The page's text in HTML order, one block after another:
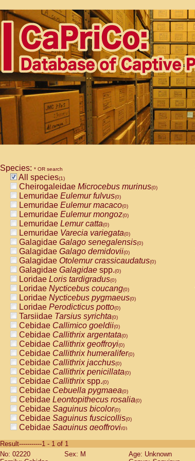
Species: * OR search
All species(1)
Cheirogaleidae Microcebus murinus(0)
Lemuridae Eulemur fulvus(0)
Lemuridae Eulemur macaco(0)
Lemuridae Eulemur mongoz(0)
Lemuridae Lemur catta(0)
Lemuridae Varecia variegata(0)
Galagidae Galago senegalensis(0)
Galagidae Galago demidovii(0)
Galagidae Otolemur crassicaudatus(0)
Galagidae Galagidae spp.(0)
Loridae Loris tardigradus(0)
Loridae Nycticebus coucang(0)
Loridae Nycticebus pygmaeus(0)
Loridae Perodicticus potto(0)
Tarsiidae Tarsius syrichta(0)
Cebidae Callimico goeldii(0)
Cebidae Callithrix argentata(0)
Cebidae Callithrix geoffroyi(0)
Cebidae Callithrix humeralifer(0)
Cebidae Callithrix jacchus(0)
Cebidae Callithrix penicillata(0)
Cebidae Callithrixspp.(0)
Cebidae Cebuella pygmaea(0)
Cebidae Leontopithecus rosalia(0)
Cebidae Saguinus bicolor(0)
Cebidae Saguinus fuscicollis(0)
Cebidae Saguinus geoffroyi(0)
CebidaeSaguinus labiatus(0)
Cebidae Saguinus leucopus (0)
Result-----------1 - 1 of 1
No: 02220
Sex: M
Age: Unknown